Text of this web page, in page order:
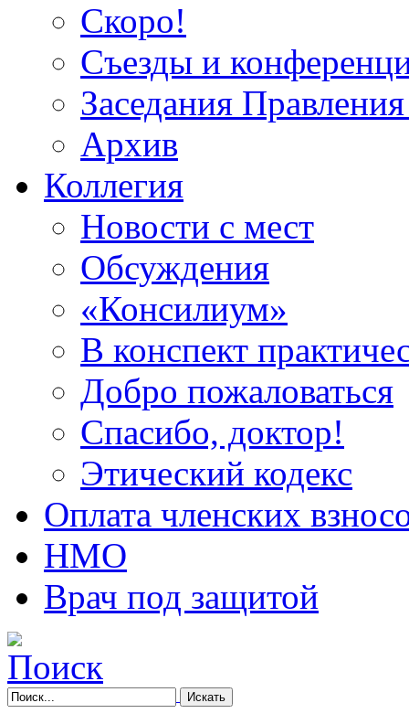
Скоро!
Съезды и
Заседания
Архив
Коллегия
Новости с мест
Обсуждения
«Консилиум»
В конспект
Добро пожаловаться
Спасибо, доктор!
Этический кодекс
Оплата членских
НМО
Врач под защитой